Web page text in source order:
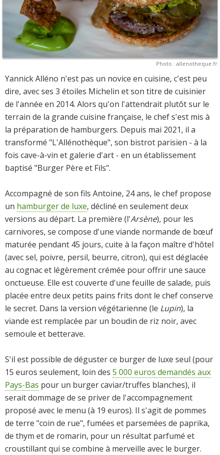
Photo : allenotheque.fr
Yannick Alléno n'est pas un novice en cuisine, c'est peu
dire, avec ses 3 étoiles Michelin et son titre de cuisinier
de l'année en 2014. Alors qu'on l'attendrait plutôt sur le
terrain de la grande cuisine française, le chef s'est mis à
la préparation de hamburgers. Depuis mai 2021, il a
transformé "L'Allénothèque", son bistrot parisien - à la
fois cave-à-vin et galerie d'art - en un établissement
baptisé "Burger Père et Fils".
Accompagné de son fils Antoine, 24 ans, le chef propose
un hamburger de luxe, décliné en seulement deux
versions au départ. La première (l'Arsène), pour les
carnivores, se compose d'une viande normande de bœuf
maturée pendant 45 jours, cuite à la façon maître d'hôtel
(avec sel, poivre, persil, beurre, citron), qui est déglacée
au cognac et légèrement crémée pour offrir une sauce
onctueuse. Elle est couverte d'une feuille de salade, puis
placée entre deux petits pains frits dont le chef conserve
le secret. Dans la version végétarienne (le Lupin), la
viande est remplacée par un boudin de riz noir, avec
semoule et betterave.
S'il est possible de déguster ce burger de luxe seul (pour
15 euros seulement, loin des 5 000 euros demandés aux
Pays-Bas pour un burger caviar/truffes blanches), il
serait dommage de se priver de l'accompagnement
proposé avec le menu (à 19 euros). Il s'agit de pommes
de terre "coin de rue", fumées et parsemées de paprika,
de thym et de romarin, pour un résultat parfumé et
croustillant qui se combine à merveille avec le burger.